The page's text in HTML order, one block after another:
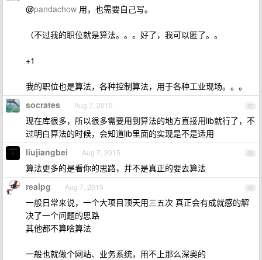
@pandachow 用，也需要自己写。
（不过我的职位就是算法。。。好了，我可以匿了。。
+1
我的职位也是算法，各种控制算法，用于各种工业现场。。。
37
socrates Aug 7, 2015
现在库很多，所以很多需要用到算法的地方直接用lib就行了，不
过明白算法的时候，会知道lib里面的实现是不是适用
38
liujiangbei Aug 7, 2015
算法更多的是看你的思路，并不是真正的要去算法
39
realpg Aug 7, 2015
一般日常来说，一个大项目顶天用三五次 真正会有成就感的解
决了一个问题的思路
其他都不算啥算法
一般也就做个网站、业务系统，用不上那么深奥的